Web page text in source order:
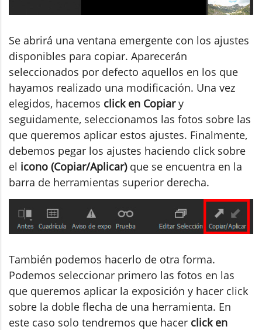
Se abrirá una ventana emergente con los ajustes
disponibles para copiar. Aparecerán
seleccionados por defecto aquellos en los que
hayamos realizado una modificación. Una vez
elegidos, hacemos click en Copiary
seguidamente, seleccionamos las fotos sobre las
que queremos aplicar estos ajustes. Finalmente,
debemos pegar los ajustes haciendo click sobre
el icono (Copiar/Aplicar) que se encuentra en la
barra de herramientas superior derecha.
También podemos hacerlo de otra forma.
Podemos seleccionar primero las fotos en las
que queremos aplicar la exposición y hacer click
sobre la doble flecha de una herramienta. En
este caso solo tendremos que hacer click en